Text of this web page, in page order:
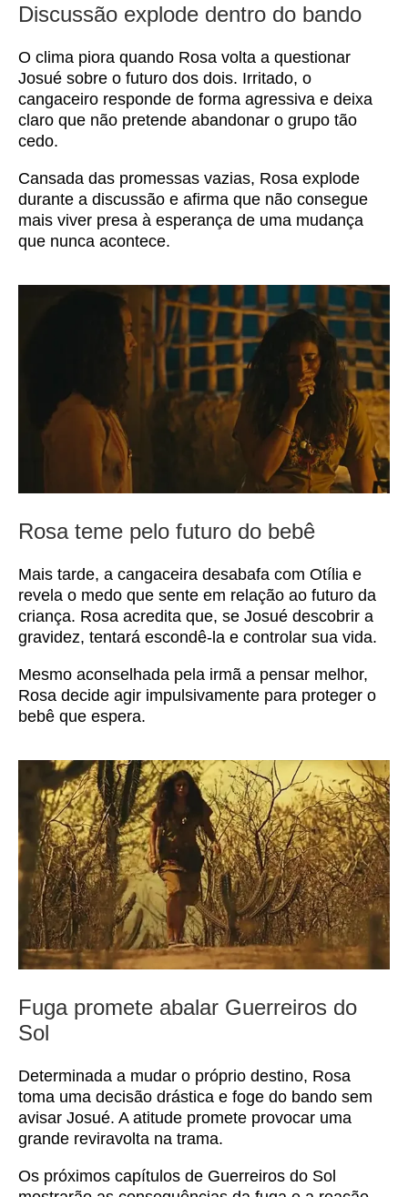
Discussão explode dentro do bando
O clima piora quando Rosa volta a questionar
Josué sobre o futuro dos dois. Irritado, o
cangaceiro responde de forma agressiva e deixa
claro que não pretende abandonar o grupo tão
cedo.
Cansada das promessas vazias, Rosa explode
durante a discussão e afirma que não consegue
mais viver presa à esperança de uma mudança
que nunca acontece.
Rosa teme pelo futuro do bebê
Mais tarde, a cangaceira desabafa com Otília e
revela o medo que sente em relação ao futuro da
criança. Rosa acredita que, se Josué descobrir a
gravidez, tentará escondê-la e controlar sua vida.
Mesmo aconselhada pela irmã a pensar melhor,
Rosa decide agir impulsivamente para proteger o
bebê que espera.
Fuga promete abalar Guerreiros do
Sol
Determinada a mudar o próprio destino, Rosa
toma uma decisão drástica e foge do bando sem
avisar Josué. A atitude promete provocar uma
grande reviravolta na trama.
Os próximos capítulos de Guerreiros do Sol